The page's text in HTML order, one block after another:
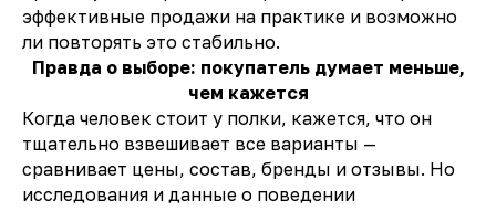
эффективные продажи на практике и возможно
ли повторять это стабильно.
Правда о выборе: покупатель думает меньше,
чем кажется
Когда человек стоит у полки, кажется, что он
тщательно взвешивает все варианты —
сравнивает цены, состав, бренды и отзывы. Но
исследования и данные о поведении